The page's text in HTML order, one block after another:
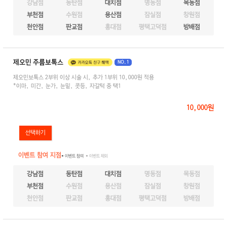
강남점 동탄점 대치점 명동점
목동점
부천점
수원점 용산점 잠실점
창원점
천안점
판교점 홍대점 평택고덕점 방배점
제오민 주름보톡스 NO.1
제오민보톡스 2부위 이상 시술 시, 추가 1부위 10,000원 적용
*이마, 미간, 눈가, 눈밑, 콧등, 자갈턱 중 택1
10,000원
이벤트 참여 지점● 이벤트 참여 ● 이벤트 제외
강남점 동탄점 대치점 명동점
목동점
부천점
수원점 용산점 잠실점
창원점
천안점
판교점 홍대점 평택고덕점 방배점